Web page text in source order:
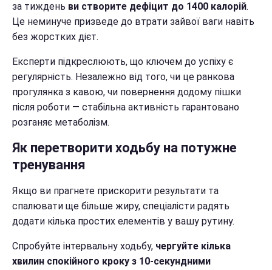
за тиждень ви створите дефіцит до 1400 калорій.
Це неминуче призведе до втрати зайвої ваги навіть
без жорстких дієт.
Експерти підкреслюють, що ключем до успіху є
регулярність. Незалежно від того, чи це ранкова
прогулянка з кавою, чи повернення додому пішки
після роботи — стабільна активність гарантовано
розганяє метаболізм.
Як перетворити ходьбу на потужне
тренування
Якщо ви прагнете прискорити результати та
спалювати ще більше жиру, спеціалісти радять
додати кілька простих елементів у вашу рутину.
Спробуйте інтервальну ходьбу, чергуйте кілька
хвилин спокійного кроку з 10-секундними